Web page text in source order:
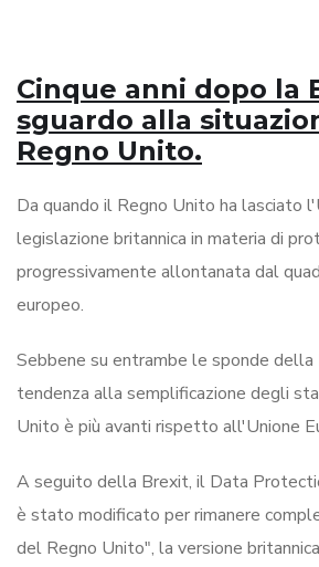
Cinque anni dopo la
sguardo alla
Regno Unito.
Da quando il Regno Unito ha lasciato
legislazione britannica in materia di
progressivamente allontanata dal
europeo.
Sebbene su entrambe le sponde della
tendenza alla semplificazione degli
Unito è più avanti rispetto all'Unione
A seguito della Brexit, il Data
è stato modificato per rimanere
del Regno Unito", la versione